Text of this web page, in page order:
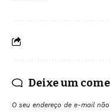
Deixe um
O seu endereço de e-mail